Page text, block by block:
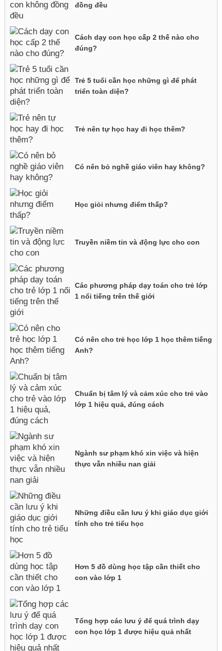
đồng đều
Cách dạy con học cấp 2 thế nào cho
đúng?
Trẻ 5 tuổi cần học những gì để phát
triển toàn diện?
Trẻ nên tự học hay đi học thêm?
Có nên bỏ nghề giáo viên hay không?
Học giỏi nhưng điểm thấp?
Truyền niềm tin và động lực cho con
Các phương pháp dạy toán cho trẻ lớp
1 nổi tiếng trên thế giới
Có nên cho trẻ học lớp 1 học thêm tiếng
Anh?
Chuẩn bị tâm lý và cảm xúc cho trẻ vào
lớp 1 hiệu quả, đúng cách
Ngành sư phạm khó xin việc và hiện
thực vẫn nhiều nan giải
Những điều cần lưu ý khi giáo dục giới
tính cho trẻ tiểu học
Hơn 5 đồ dùng học tập cần thiết cho
con vào lớp 1
Tổng hợp các lưu ý để quá trình dạy
con học lớp 1 được hiệu quả nhất